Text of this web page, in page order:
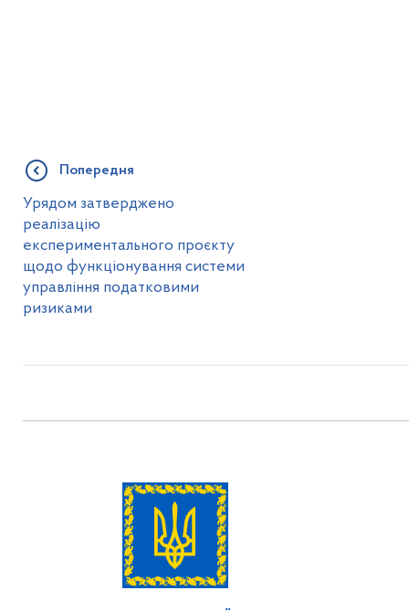
Попередня
Урядом затверджено
реалізацію
експериментального проєкту
щодо функціонування системи
управління податковими
ризиками